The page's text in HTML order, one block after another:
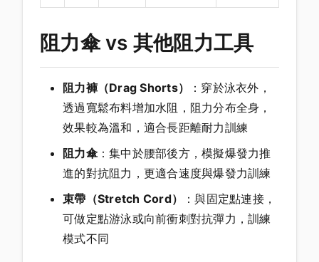
阻力傘 vs 其他阻力工具
阻力褲（Drag Shorts）
：穿於泳衣外，
透過寬鬆布料增加水阻，阻力分布全身，
效果較為溫和，適合長距離耐力訓練
阻力傘：集中於腰部後方，模擬爆發力推
進的對抗阻力，更適合速度與爆發力訓練
束帶（Stretch Cord）
：與固定點連接，
可做定點游泳或向前衝刺對抗彈力，訓練
模式不同